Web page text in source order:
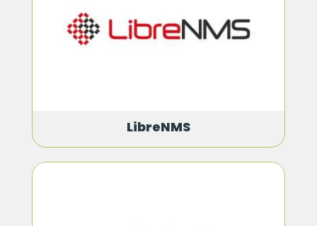
LibreNMS